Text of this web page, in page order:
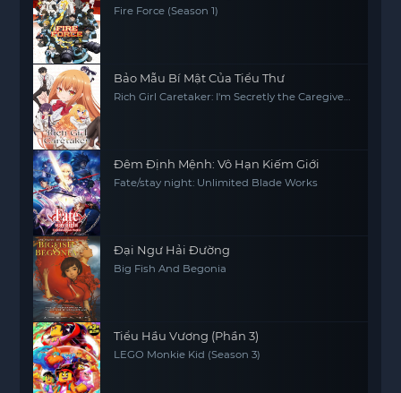
Fire Force (Season 1)
Bảo Mẫu Bí Mật Của Tiểu Thư
Rich Girl Caretaker: I'm Secretly the Caregiver
Đêm Định Mệnh: Vô Hạn Kiếm Giới
Fate/stay night: Unlimited Blade Works
Đại Ngư Hải Đường
Big Fish And Begonia
Tiểu Hầu Vương (Phần 3)
LEGO Monkie Kid (Season 3)